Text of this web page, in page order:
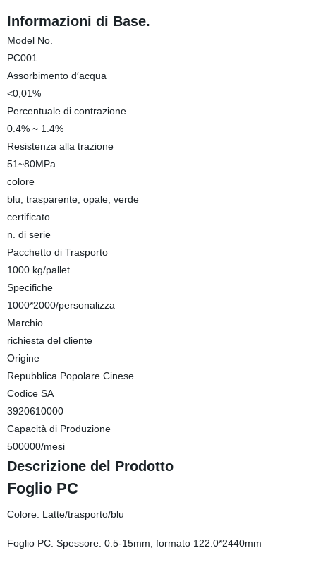
Informazioni di Base.
Model No.
PC001
Assorbimento d′acqua
<0,01%
Percentuale di contrazione
0.4% ~ 1.4%
Resistenza alla trazione
51~80MPa
colore
blu, trasparente, opale, verde
certificato
n. di serie
Pacchetto di Trasporto
1000 kg/pallet
Specifiche
1000*2000/personalizza
Marchio
richiesta del cliente
Origine
Repubblica Popolare Cinese
Codice SA
3920610000
Capacità di Produzione
500000/mesi
Descrizione del Prodotto
Foglio PC
Colore: Latte/trasporto/blu
Foglio PC: Spessore: 0.5-15mm, formato 122:0*2440mm